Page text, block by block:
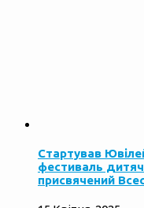
Стартував
фестиваль
присвячений